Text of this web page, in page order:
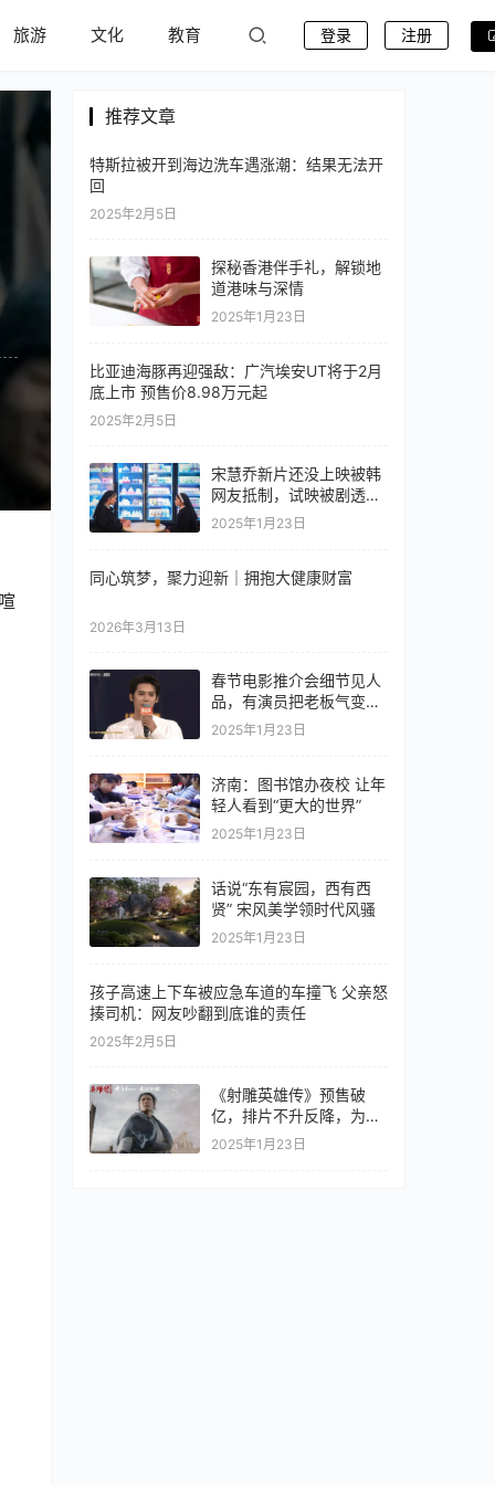
旅游 文化 教育 登录 注册
推荐文章
特斯拉被开到海边洗车遇涨潮：结果无法开
回
2025年2月5日
探秘香港伴手礼，解锁地
道港味与深情
2025年1月23日
比亚迪海豚再迎强敌：广汽埃安UT将于2月
底上市 预售价8.98万元起
2025年2月5日
宋慧乔新片还没上映被韩
网友抵制，试映被剧透，
情节离谱令人生厌
2025年1月23日
同心筑梦，聚力迎新｜拥抱大健康财富
2026年3月13日
春节电影推介会细节见人
品，有演员把老板气变
脸，肖战的动作很暖心
2025年1月23日
济南：图书馆办夜校 让年
轻人看到“更大的世界”
2025年1月23日
话说“东有宸园，西有西
贤” 宋风美学领时代风骚
2025年1月23日
孩子高速上下车被应急车道的车撞飞 父亲怒
揍司机：网友吵翻到底谁的责任
2025年2月5日
《射雕英雄传》预售破
亿，排片不升反降，为何
业内看衰？
2025年1月23日